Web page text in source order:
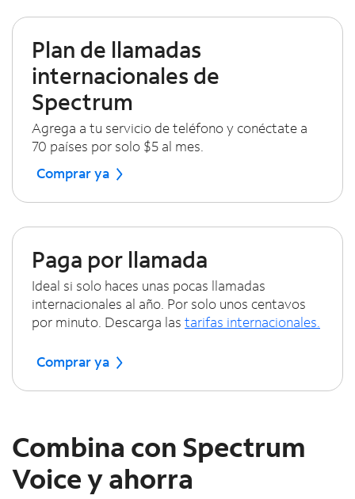
Plan de llamadas
internacionales de
Spectrum
Agrega a tu servicio de teléfono y conéctate a
70 países por solo $5 al mes.
Comprar ya
Paga por llamada
Ideal si solo haces unas pocas llamadas
internacionales al año. Por solo unos centavos
por minuto. Descarga las tarifas internacionales.
Comprar ya
Combina con Spectrum
Voice y ahorra